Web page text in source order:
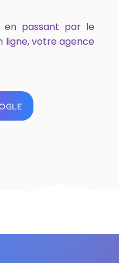
en passant par le
votre agence